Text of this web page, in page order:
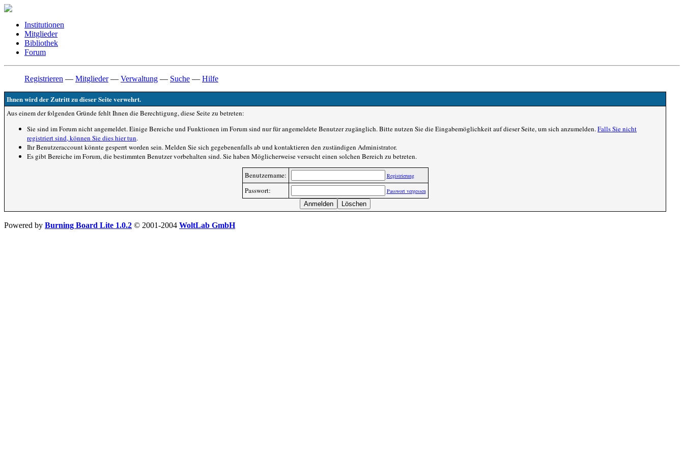
Institutionen
Mitglieder
Bibliothek
Forum
Registrieren — Mitglieder— Verwaltung — Suche — Hilfe
Ihnen wird der Zutritt zu dieser Seite verwehrt.
Aus einem der folgenden Gründe fehlt Ihnen die Berechtigung, diese Seite zu betreten:
Sie sind im Forum nicht angemeldet. Einige Bereiche und Funktionen im Forum sind nur für angemeldete Benutzer zugänglich. Bitte nutzen Sie die Eingabemöglichkeit auf dieser Seite, um sich anzumelden.Falls Sie nicht
registriert sind, können Sie dies hier tun.
Ihr Benutzeraccount könnte gesperrt worden sein. Melden Sie sich gegebenenfalls ab und kontaktieren den zuständigen Administrator.
Es gibt Bereiche im Forum, die bestimmten Benutzer vorbehalten sind. Sie haben Möglicherweise versucht einen solchen Bereich zu betreten.
Benutzername: Registrierung
Passwort: Passwort vergessen
Powered by Burning Board Lite 1.0.2 © 2001-2004 WoltLab GmbH